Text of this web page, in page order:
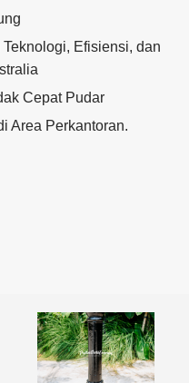
Efisiensi, dan
Cepat Pudar
Area Perkantoran.